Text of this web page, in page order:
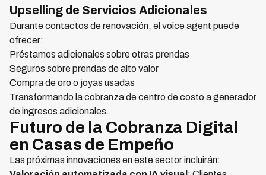
Upselling de Servicios Adicionales
Durante contactos de renovación, el voice agent puede
ofrecer:
Préstamos adicionales sobre otras prendas
Seguros sobre prendas de alto valor
Compra de oro o joyas usadas
Transformando la cobranza de centro de costo a generador
de ingresos adicionales.
Futuro de la Cobranza Digital
en Casas de Empeño
Las próximas innovaciones en este sector incluirán: